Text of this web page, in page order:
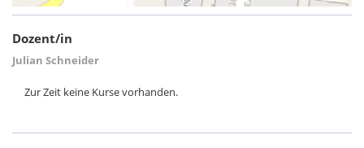
Dozent/in
Julian Schneider
Zur Zeit keine Kurse vorhanden.